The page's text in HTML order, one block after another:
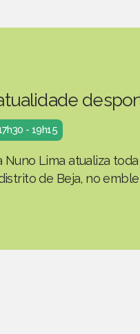
- 19h15
Lima atualiza
de Beja, no